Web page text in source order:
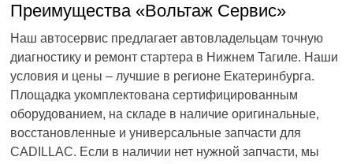
Преимущества «Вольтаж Сервис»
Наш автосервис предлагает автовладельцам точную
диагностику и ремонт стартера в Нижнем Тагиле. Наши
условия и цены – лучшие в регионе Екатеринбурга.
Площадка укомплектована сертифицированным
оборудованием, на складе в наличие оригинальные,
восстановленные и универсальные запчасти для
CADILLAC. Если в наличии нет нужной запчасти, мы